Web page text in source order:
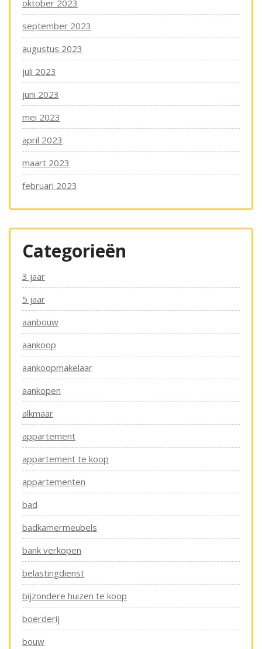
oktober 2023
september 2023
augustus 2023
juli 2023
juni 2023
mei 2023
april 2023
maart 2023
februari 2023
Categorieën
3 jaar
5 jaar
aanbouw
aankoop
aankoopmakelaar
aankopen
alkmaar
appartement
appartement te koop
appartementen
bad
badkamermeubels
bank verkopen
belastingdienst
bijzondere huizen te koop
boerderij
bouw